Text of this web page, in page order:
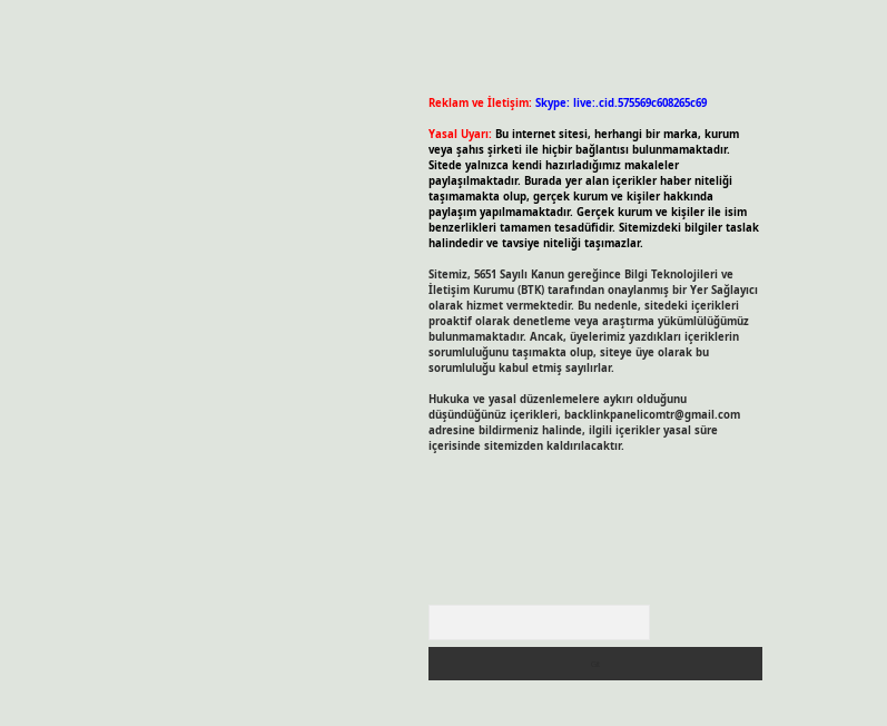
Reklam ve İletişim: Skype: live:.cid.575569c608265c69
Yasal Uyarı: Bu internet sitesi, herhangi bir marka, kurum
veya şahıs şirketi ile hiçbir bağlantısı bulunmamaktadır.
Sitede yalnızca kendi hazırladığımız makaleler
paylaşılmaktadır. Burada yer alan içerikler haber niteliği
taşımamakta olup, gerçek kurum ve kişiler hakkında
paylaşım yapılmamaktadır. Gerçek kurum ve kişiler ile isim
benzerlikleri tamamen tesadüfidir. Sitemizdeki bilgiler taslak
halindedir ve tavsiye niteliği taşımazlar.
Sitemiz, 5651 Sayılı Kanun gereğince Bilgi Teknolojileri ve
İletişim Kurumu (BTK) tarafından onaylanmış bir Yer Sağlayıcı
olarak hizmet vermektedir. Bu nedenle, sitedeki içerikleri
proaktif olarak denetleme veya araştırma yükümlülüğümüz
bulunmamaktadır. Ancak, üyelerimiz yazdıkları içeriklerin
sorumluluğunu taşımakta olup, siteye üye olarak bu
sorumluluğu kabul etmiş sayılırlar.
Hukuka ve yasal düzenlemelere aykırı olduğunu
düşündüğünüz içerikleri, backlinkpanelicomtr@gmail.com
adresine bildirmeniz halinde, ilgili içerikler yasal süre
içerisinde sitemizden kaldırılacaktır.